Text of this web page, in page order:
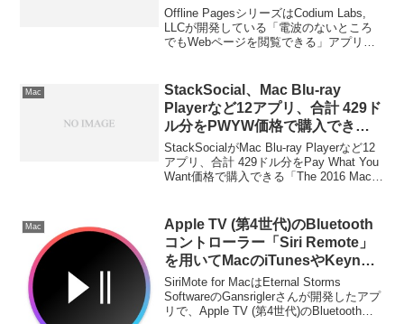
Pages Pro」のMac版がリリー
ス。
Offline PagesシリーズはCodium Labs,
LLCが開発している「電波のないところ
でもWebページを閲覧できる」アプリ
版アプリがリリースされたそうです。詳
細は以下から。
Mac
StackSocial、Mac Blu-ray
Playerなど12アプリ、合計 429ド
ル分をPWYW価格で購入できる
「The 2016 Mac Bundle」キャン
ペーンを開催中。
StackSocialがMac Blu-ray Playerなど12
アプリ、合計 429ドル分をPay What You
Want価格で購入できる「The 2016 Mac
Mac
Apple TV (第4世代)のBluetooth
コントローラー「Siri Remote」
を用いてMacのiTunesやKeynote
などを操作できるアプリ
「SiriMote for Mac」がリリー
ス。
SiriMote for MacはEternal Storms
SoftwareのGansriglerさんが開発したアプ
リで、Apple TV (第4世代)のBluetoothコ